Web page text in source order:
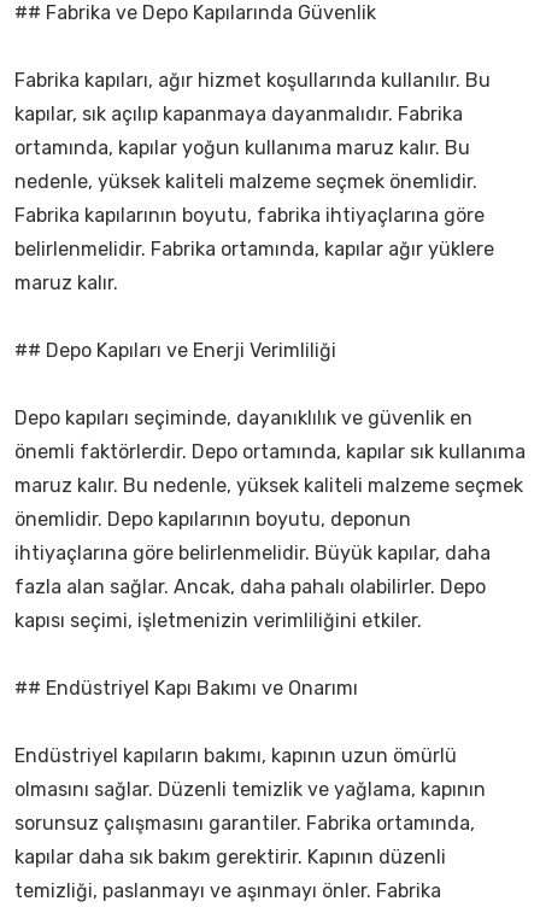
## Fabrika ve Depo Kapılarında Güvenlik
Fabrika kapıları, ağır hizmet koşullarında kullanılır. Bu
kapılar, sık açılıp kapanmaya dayanmalıdır. Fabrika
ortamında, kapılar yoğun kullanıma maruz kalır. Bu
nedenle, yüksek kaliteli malzeme seçmek önemlidir.
Fabrika kapılarının boyutu, fabrika ihtiyaçlarına göre
belirlenmelidir. Fabrika ortamında, kapılar ağır yüklere
maruz kalır.
## Depo Kapıları ve Enerji Verimliliği
Depo kapıları seçiminde, dayanıklılık ve güvenlik en
önemli faktörlerdir. Depo ortamında, kapılar sık kullanıma
maruz kalır. Bu nedenle, yüksek kaliteli malzeme seçmek
önemlidir. Depo kapılarının boyutu, deponun
ihtiyaçlarına göre belirlenmelidir. Büyük kapılar, daha
fazla alan sağlar. Ancak, daha pahalı olabilirler. Depo
kapısı seçimi, işletmenizin verimliliğini etkiler.
## Endüstriyel Kapı Bakımı ve Onarımı
Endüstriyel kapıların bakımı, kapının uzun ömürlü
olmasını sağlar. Düzenli temizlik ve yağlama, kapının
sorunsuz çalışmasını garantiler. Fabrika ortamında,
kapılar daha sık bakım gerektirir. Kapının düzenli
temizliği, paslanmayı ve aşınmayı önler. Fabrika